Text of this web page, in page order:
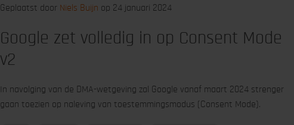
Geplaatst door Niels Buijn op 24 januari 2024
Google zet volledig in op Consent Mode
v2
In navolging van de DMA-wetgeving zal Google vanaf maart 2024 strenger
gaan toezien op naleving van toestemmingsmodus (Consent Mode).